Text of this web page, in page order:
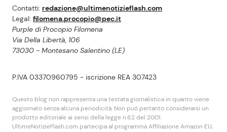
Contatti: redazione@ultimenotizieflash.com
Legal: filomena.procopio@pec.it
Purple di Procopio Filomena
Via Della Libertà, 106
73030 - Montesano Salentino (LE)
P.IVA 03370960795 - iscrizione REA 307423
Questo blog non rappresenta una testata giornalistica in quanto viene
aggiornato senza alcuna periodicità. Non puó pertanto considerarsi un
prodotto editoriale ai sensi della legge n.62 del 2001.
UltimeNotizieFlash.com partecipa al programma Affiliazione Amazon EU,